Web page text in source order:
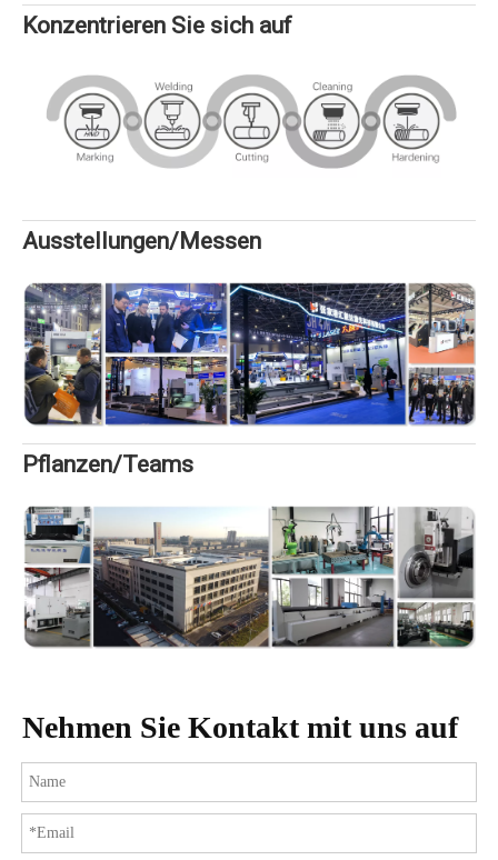
Konzentrieren Sie sich auf
Ausstellungen/Messen
Pflanzen/Teams
Nehmen Sie Kontakt mit uns auf